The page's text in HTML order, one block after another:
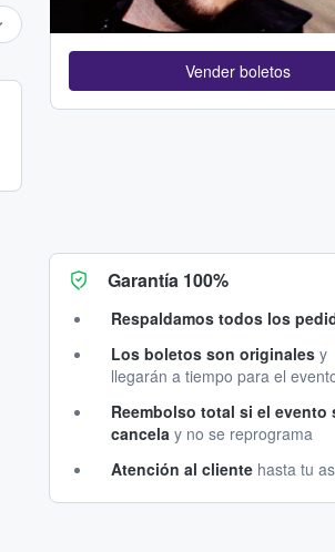
Vender boletos
Garantía 100%
Respaldamos todos los
Los boletos son originales y
llegarán a tiempo para el
Reembolso total si el evento
cancela y no se reprograma
Atención al cliente hasta tu